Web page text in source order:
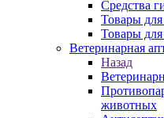
Средства
Товары для
Товары
Ветеринарная
Назад
животных